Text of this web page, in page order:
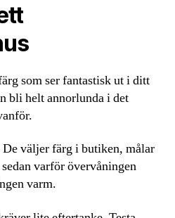
som ser fantastisk ut i ditt
bli helt annorlunda i det
väljer färg i butiken, målar
varför övervåningen
varm.